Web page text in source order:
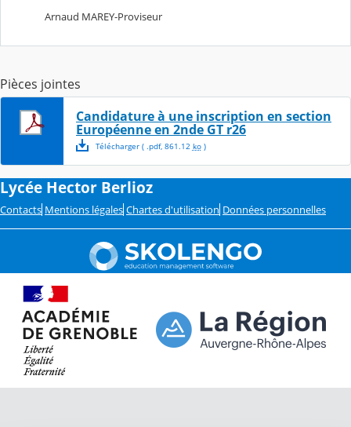
Arnaud MAREY-Proviseur
Pièces jointes
Candidature à une inscription en section
Européenne en 2nde GT r26
Télécharger( .pdf, 861.12 ko)
Lycée Hector Berlioz
Contacts Mentions légales Chartes d'utilisation Données personnelles